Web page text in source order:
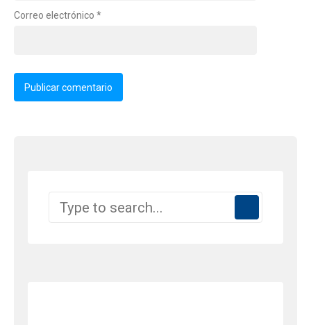
Correo electrónico *